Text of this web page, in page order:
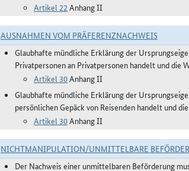
Artikel 22 Anhang II
AUSNAHMEN VOM PRÄFERENZNACHWEIS
Glaubhafte mündliche Erklärung der
Privatpersonen an Privatpersonen handelt und die
Artikel 30Anhang II
Glaubhafte mündliche Erklärung der
persönlichen Gepäck von Reisenden handelt und
Artikel 30Anhang II
NICHTMANIPULATION/UNMITTELBARE
Der Nachweis einer unmittelbaren Beförderung